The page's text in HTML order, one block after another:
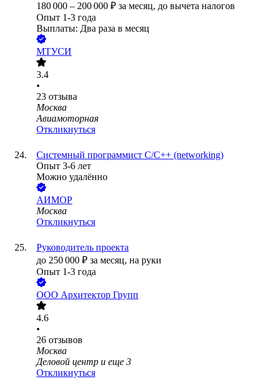
180 000 – 200 000 ₽ за месяц, до вычета налогов
Опыт 1-3 года
Выплаты: Два раза в месяц
МТУСИ
3.4
•
23 отзыва
Москва
Авиамоторная
Откликнуться
Системный программист C/C++ (networking)
Опыт 3-6 лет
Можно удалённо
АИМОР
Москва
Откликнуться
Руководитель проекта
до 250 000 ₽ за месяц, на руки
Опыт 1-3 года
ООО Архитектор Групп
4.6
•
26 отзывов
Москва
Деловой центр и еще 3
Откликнуться